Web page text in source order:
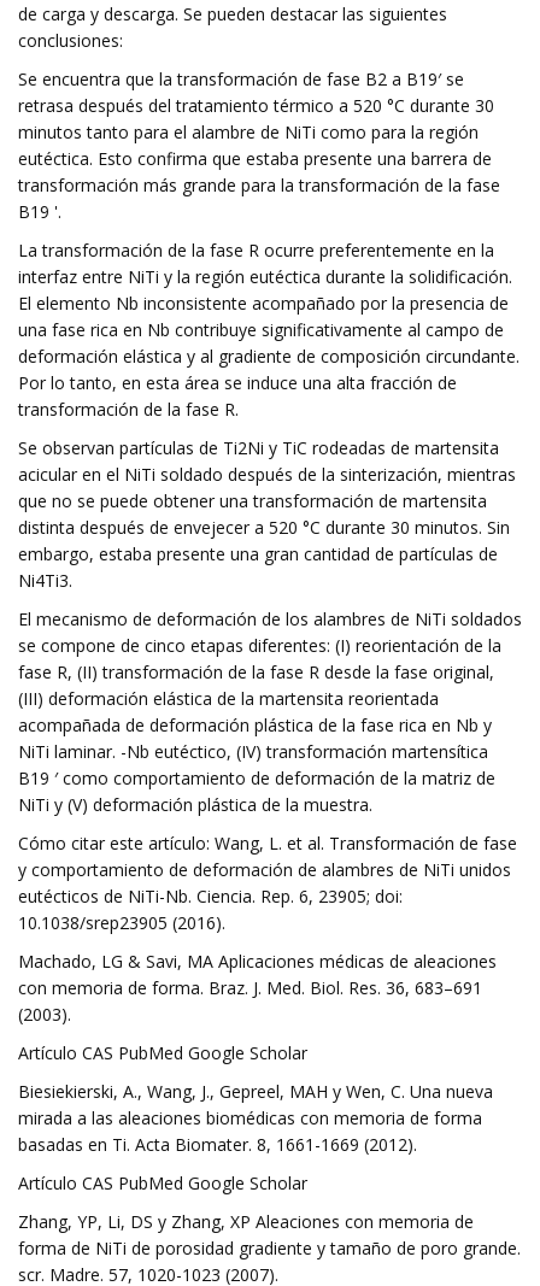
de carga y descarga. Se pueden destacar las siguientes
conclusiones:
Se encuentra que la transformación de fase B2 a B19′ se
retrasa después del tratamiento térmico a 520 °C durante 30
minutos tanto para el alambre de NiTi como para la región
eutéctica. Esto confirma que estaba presente una barrera de
transformación más grande para la transformación de la fase
B19 '.
La transformación de la fase R ocurre preferentemente en la
interfaz entre NiTi y la región eutéctica durante la solidificación.
El elemento Nb inconsistente acompañado por la presencia de
una fase rica en Nb contribuye significativamente al campo de
deformación elástica y al gradiente de composición circundante.
Por lo tanto, en esta área se induce una alta fracción de
transformación de la fase R.
Se observan partículas de Ti2Ni y TiC rodeadas de martensita
acicular en el NiTi soldado después de la sinterización, mientras
que no se puede obtener una transformación de martensita
distinta después de envejecer a 520 °C durante 30 minutos. Sin
embargo, estaba presente una gran cantidad de partículas de
Ni4Ti3.
El mecanismo de deformación de los alambres de NiTi soldados
se compone de cinco etapas diferentes: (I) reorientación de la
fase R, (II) transformación de la fase R desde la fase original,
(III) deformación elástica de la martensita reorientada
acompañada de deformación plástica de la fase rica en Nb y
NiTi laminar. -Nb eutéctico, (IV) transformación martensítica
B19 ′ como comportamiento de deformación de la matriz de
NiTi y (V) deformación plástica de la muestra.
Cómo citar este artículo: Wang, L. et al. Transformación de fase
y comportamiento de deformación de alambres de NiTi unidos
eutécticos de NiTi-Nb. Ciencia. Rep. 6, 23905; doi:
10.1038/srep23905 (2016).
Machado, LG & Savi, MA Aplicaciones médicas de aleaciones
con memoria de forma. Braz. J. Med. Biol. Res. 36, 683–691
(2003).
Artículo CAS PubMed Google Scholar
Biesiekierski, A., Wang, J., Gepreel, MAH y Wen, C. Una nueva
mirada a las aleaciones biomédicas con memoria de forma
basadas en Ti. Acta Biomater. 8, 1661-1669 (2012).
Artículo CAS PubMed Google Scholar
Zhang, YP, Li, DS y Zhang, XP Aleaciones con memoria de
forma de NiTi de porosidad gradiente y tamaño de poro grande.
scr. Madre. 57, 1020-1023 (2007).